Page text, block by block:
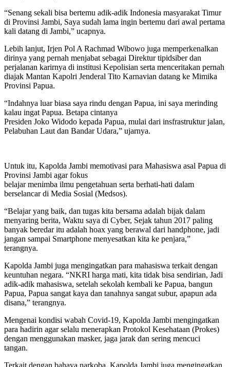
“Senang sekali bisa bertemu adik-adik Indonesia masyarakat Timur
di Provinsi Jambi, Saya sudah lama ingin bertemu dari awal pertama
kali datang di Jambi,” ucapnya.
Lebih lanjut, Irjen Pol A Rachmad Wibowo juga memperkenalkan
dirinya yang pernah menjabat sebagai Direktur tipidsiber dan
perjalanan karirnya di institusi Kepolisian serta menceritakan pernah
diajak Mantan Kapolri Jenderal Tito Karnavian datang ke Mimika
Provinsi Papua.
“Indahnya luar biasa saya rindu dengan Papua, ini saya merinding
kalau ingat Papua. Betapa cintanya
Presiden Joko Widodo kepada Papua, mulai dari insfrastruktur jalan,
Pelabuhan Laut dan Bandar Udara,” ujarnya.
Untuk itu, Kapolda Jambi memotivasi para Mahasiswa asal Papua di
Provinsi Jambi agar fokus
belajar menimba ilmu pengetahuan serta berhati-hati dalam
berselancar di Media Sosial (Medsos).
“Belajar yang baik, dan tugas kita bersama adalah bijak dalam
menyaring berita, Waktu saya di Cyber, Sejak tahun 2017 paling
banyak beredar itu adalah hoax yang berawal dari handphone, jadi
jangan sampai Smartphone menyesatkan kita ke penjara,”
terangnya.
Kapolda Jambi juga mengingatkan para mahasiswa terkait dengan
keuntuhan negara. “NKRI harga mati, kita tidak bisa sendirian, Jadi
adik-adik mahasiswa, setelah sekolah kembali ke Papua, bangun
Papua, Papua sangat kaya dan tanahnya sangat subur, apapun ada
disana,” terangnya.
Mengenai kondisi wabah Covid-19, Kapolda Jambi mengingatkan
para hadirin agar selalu menerapkan Protokol Kesehataan (Prokes)
dengan menggunakan masker, jaga jarak dan sering mencuci
tangan.
Terkait dengan bahaya narkoba, Kapolda Jambi juga mengingatkan